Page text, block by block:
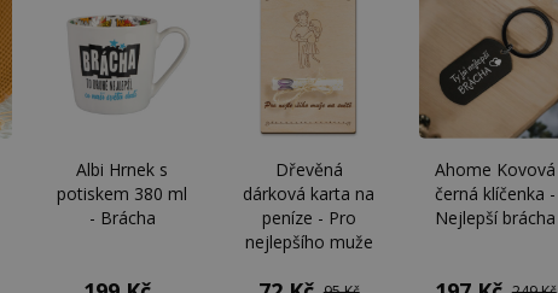
Albi Hrnek s
potiskem 380 ml
- Brácha
Dřevěná
dárková karta na
peníze - Pro
nejlepšího muže
Ahome Kovová
černá klíčenka -
Nejlepší brácha